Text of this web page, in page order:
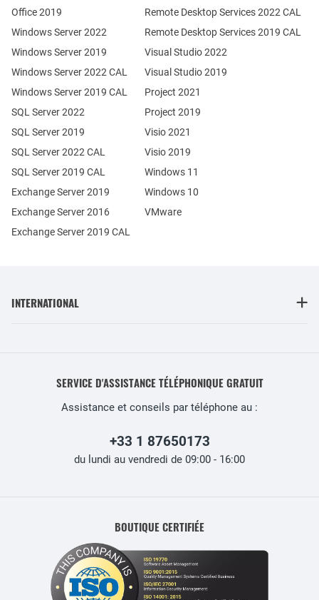
Office 2019
Windows Server 2022
Windows Server 2019
Exchange Server 2019
Exchange Server 2016
SQL Server 2022
SQL Server 2019
Windows Server 2022 CAL
Windows Server 2019 CAL
SQL Server 2022 CAL
SQL Server 2019 CAL
Remote Desktop Services 2022 CAL
Remote Desktop Services 2019 CAL
Exchange Server 2019 CAL
Visual Studio 2022
Visual Studio 2019
Project 2021
Project 2019
Visio 2021
Visio 2019
Windows 11
Windows 10
VMware
INTERNATIONAL
SERVICE D'ASSISTANCE TÉLÉPHONIQUE GRATUIT
Assistance et conseils par téléphone au :
+33 1 87650173
du lundi au vendredi de 09:00 - 16:00
BOUTIQUE CERTIFIÉE